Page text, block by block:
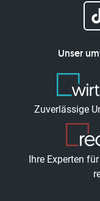
Unser
Zuverlässige
Ihre Experten